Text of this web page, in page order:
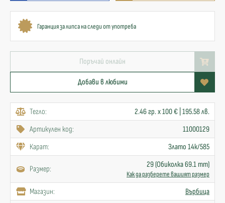
Гаранция за липса на следи от употреба
Поръчай онлайн
Добави в любими
Тегло:
2.46 гр. x 100 € | 195.58 лв.
Артикулен код:
11000129
Карат:
Злато 14к/585
Размер: 29 (Обиколка 69.1 mm)
Как да разберете вашият размер
Mагазин:
Върбица